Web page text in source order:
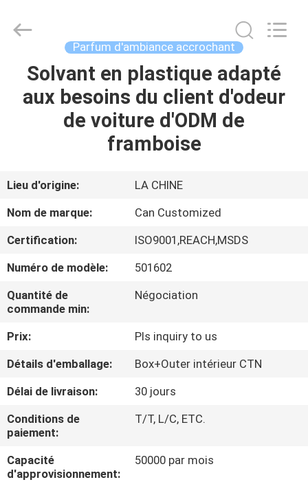
MAISON
PRODUITS
SUJET
DE
NOUS
VISITE
D'USINE
CONTRÔLE
DE
QUALITÉ
CONTACTEZ-
NOUS
Products
Reserved.
Parfum d'ambiance accrochant
Solvant en plastique adapté
aux besoins du client d'odeur
de voiture d'ODM de
framboise
Lieu d'origine:
LA CHINE
Nom de marque:
Can Customized
Certification:
ISO9001,REACH,MSDS
Numéro de modèle:
501602
Quantité de
commande min:
Négociation
Prix:
Pls inquiry to us
Détails d'emballage:
Box+Outer intérieur CTN
Délai de livraison:
30 jours
Conditions de
paiement:
T/T, L/C, ETC.
Capacité
d'approvisionnement:
50000 par mois